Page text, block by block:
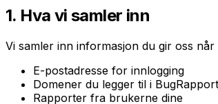
1. Hva vi samler inn
Vi samler inn informasjon du gir oss
E-postadresse for innlogging
Domener du legger til i BugRapport
Rapporter fra brukerne dine